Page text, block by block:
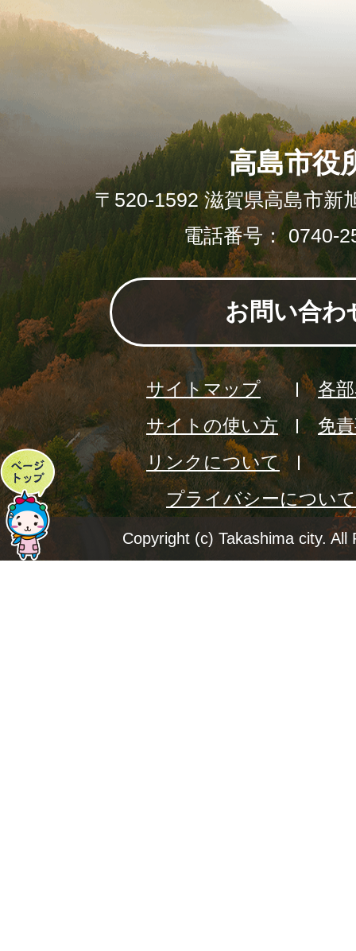
ペ
ー
ジ
高島市役
〒520-1592 滋賀県高島市新
電話番号： 0740-
お問い合わ
サイトマップ
各
サイトの使い方
免
リンクについて
プライバシーについて
Copyright (c) Takashima city. All